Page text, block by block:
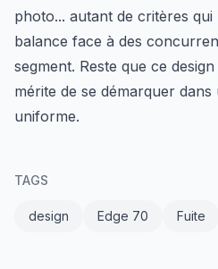
photo... autant de critères
balance face à des
segment. Reste que ce
mérite de se démarquer
uniforme.
TAGS
design Edge 70 Fuite